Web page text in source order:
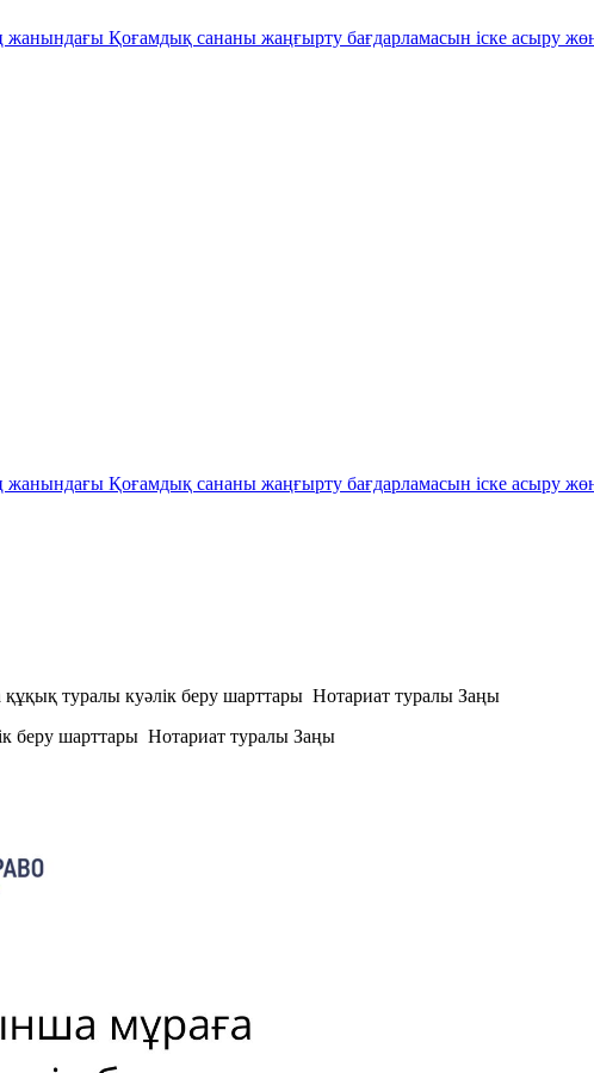
жанындағы Қоғамдық сананы жаңғырту бағдарламасын іске асыру
жанындағы Қоғамдық сананы жаңғырту бағдарламасын іске асыру
туралы куәлiк беру шарттары Нотариат туралы Заңы
беру шарттары Нотариат туралы Заңы